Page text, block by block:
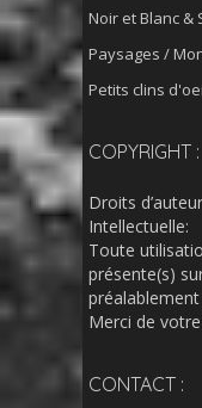
Noir et Blanc &
Paysages /
Petits clins
COPYRIGHT :
Droits
Intellectuelle:
Toute
présente(s)
Merci de
CONTACT :